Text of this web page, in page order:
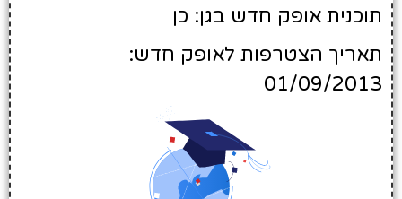
תוכנית אופק חדש בגן: כן
תאריך הצטרפות לאופק חדש:
01/09/2013